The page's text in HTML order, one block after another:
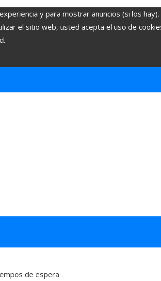
y para mostrar anuncios (si los
el sitio web, usted acepta el uso de
de espera